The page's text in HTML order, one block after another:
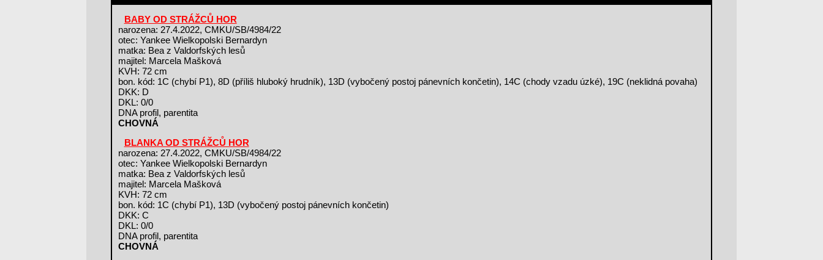
BABY OD STRÁŽCŮ HOR
narozena: 27.4.2022, CMKU/SB/4984/22
otec: Yankee Wielkopolski Bernardyn
matka: Bea z Valdorfských lesů
majitel: Marcela Mašková
KVH: 72 cm
bon. kód: 1C (chybí P1), 8D (příliš hluboký hrudník), 13D (vybočený postoj pánevních končetin), 14C (chody vzadu úzké), 19C (neklidná povaha)
DKK: D
DKL: 0/0
DNA profil, parentita
CHOVNÁ
BLANKA OD STRÁŽCŮ HOR
narozena: 27.4.2022, CMKU/SB/4984/22
otec: Yankee Wielkopolski Bernardyn
matka: Bea z Valdorfských lesů
majitel: Marcela Mašková
KVH: 72 cm
bon. kód: 1C (chybí P1), 13D (vybočený postoj pánevních končetin)
DKK: C
DKL: 0/0
DNA profil, parentita
CHOVNÁ